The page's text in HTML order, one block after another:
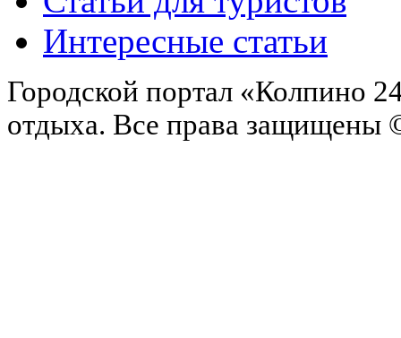
Интересные статьи
Городской портал «Колпино
отдыха. Все права защищены